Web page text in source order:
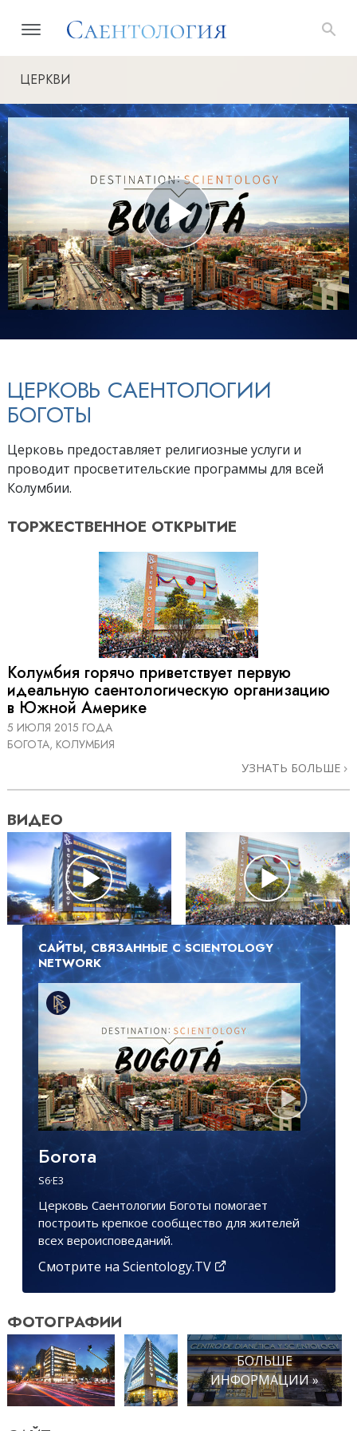
ЦЕРКВИ
ЦЕРКОВЬ САЕНТОЛОГИИ
БОГОТЫ
Церковь предоставляет религиозные услуги и
проводит просветительские программы для всей
Колумбии.
ТОРЖЕСТВЕННОЕ ОТКРЫТИЕ
Колумбия горячо приветствует первую
идеальную саентологическую организацию
в Южной Америке
5 ИЮЛЯ 2015 ГОДА
БОГОТА, КОЛУМБИЯ
УЗНАТЬ БОЛЬШЕ
ВИДЕО
САЙТЫ, СВЯЗАННЫЕ С SCIENTOLOGY
NETWORK
Богота
S6·E3
Церковь Саентологии Боготы помогает
построить крепкое сообщество для жителей
всех вероисповеданий.
Смотрите на Scientology.TV
ФОТОГРАФИИ
БОЛЬШЕ
ИНФОРМАЦИИ »